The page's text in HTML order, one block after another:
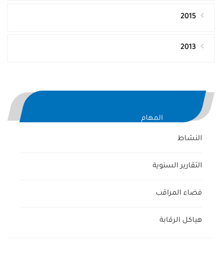
2015
2013
المهام
النشاط
التقارير السنوية
فضاء المراقب
هياكل الرقابة